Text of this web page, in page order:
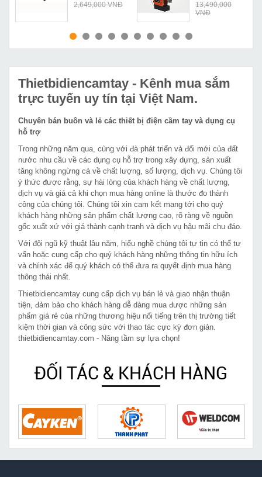
MUA NGAY
2,649,000 VNĐ
MUA NGAY
13,490,000
VNĐ
Thietbidiencamtay - Kênh mua sắm
trực tuyến uy tín tại Việt Nam.
Chuyên bán buôn và lẻ các thiết bị điện cầm tay và dụng cụ
hỗ trợ
Trong những năm qua, cùng với đà phát triển và đổi mới của đất
nước nhu cầu về các dụng cụ hỗ trợ trong xây dựng, sản xuất
tăng không ngừng cả về chất lượng, số lượng, dịch vụ. Chúng tôi
ý thức được rằng, sự hài lòng của khách hàng về chất lượng,
dịch vụ và giá cả khi chọn mua hàng online là thước đo thành
công của chúng tôi. Chúng tôi xin cam kết mang tới cho quý
khách hàng những sản phẩm chất lượng cao, rõ ràng về nguồn
gốc xuất xứ với giá thành cạnh tranh và dịch vụ hậu mãi chu đáo.
Với đội ngũ kỹ thuật lâu năm, hiểu nghề chúng tôi tự tin có thể tư
vấn hoặc cung cấp cho quý khách hàng những thông tin hữu ích
và chính xác để quý khách có thể đưa ra quyết định mua hàng
thông thái nhất.
Thietbidiencamtay cung cấp dịch vụ bán lẻ và giao nhận thuận
tiện, đảm bảo cho khách hàng dễ dàng mua được những sản
phẩm giá rẻ của những thương hiệu nổi tiếng trên thị trường tiết
kiệm thời gian và công sức với thao tác cực kỳ đơn giản.
thietbidiencamtay.com - Nâng tầm sự lựa chọn!
ĐỐI TÁC & KHÁCH HÀNG